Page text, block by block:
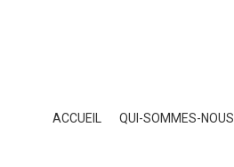
ACCUEIL QUI-SOMMES-NOUS